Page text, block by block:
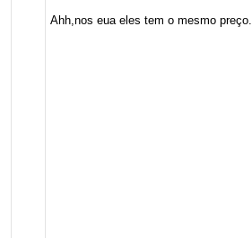
Ahh,nos eua eles tem o mesmo preço.